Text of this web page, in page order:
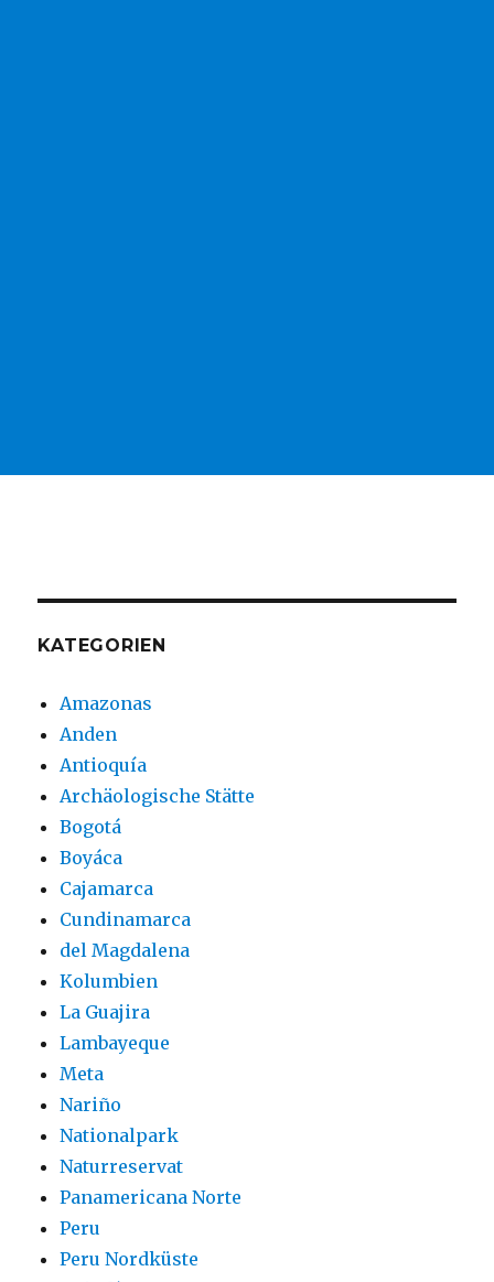
KATEGORIEN
Amazonas
Anden
Antioquía
Archäologische Stätte
Bogotá
Boyáca
Cajamarca
Cundinamarca
del Magdalena
Kolumbien
La Guajira
Lambayeque
Meta
Nariño
Nationalpark
Naturreservat
Panamericana Norte
Peru
Peru Nordküste